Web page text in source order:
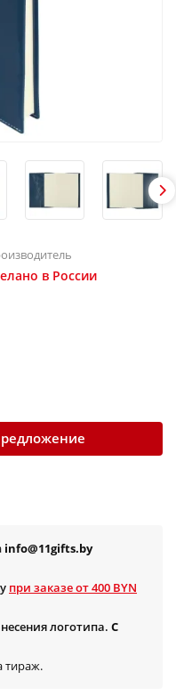
в России
info@11gifts.by
при заказе от 400 BYN
логотипа. С
тираж.